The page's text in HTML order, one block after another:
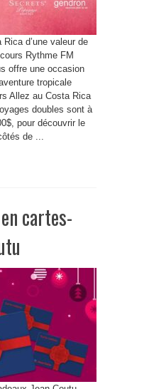
d’une valeur de
Rythme FM
offre une occasion
tropicale
Allez au Costa Rica
doubles sont à
pour découvrir le
de ...
cartes-